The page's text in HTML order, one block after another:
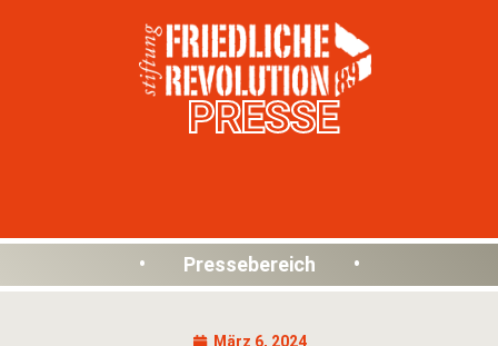
PRESSE
• Pressebereich •
März 6, 2024